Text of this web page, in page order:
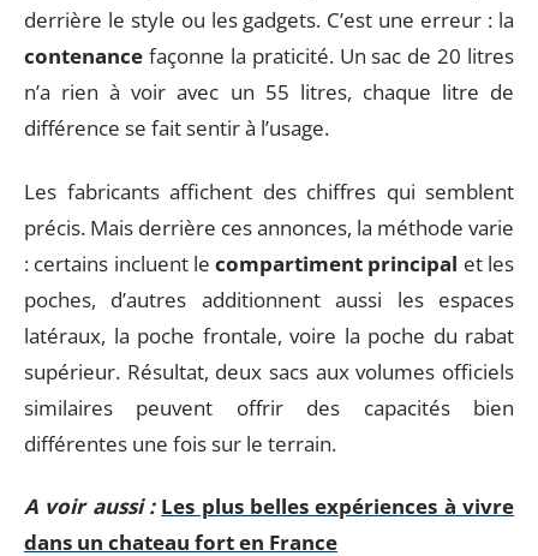
derrière le style ou les gadgets. C’est une erreur : la
contenance façonne la praticité. Un sac de 20 litres
n’a rien à voir avec un 55 litres, chaque litre de
différence se fait sentir à l’usage.
Les fabricants affichent des chiffres qui semblent
précis. Mais derrière ces annonces, la méthode varie
: certains incluent lecompartiment principal et les
poches, d’autres additionnent aussi les espaces
latéraux, la poche frontale, voire la poche du rabat
supérieur. Résultat, deux sacs aux volumes officiels
similaires peuvent offrir des capacités bien
différentes une fois sur le terrain.
A voir aussi : Les plus belles expériences à vivre
dans un chateau fort en France